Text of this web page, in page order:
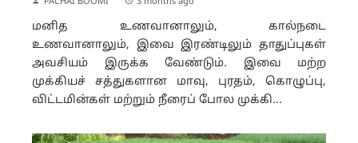
மனித உணவானாலும், கால்நடை
உணவானாலும், இவை இரண்டிலும் தாதுப்புகள்
அவசியம் இருக்க வேண்டும். இவை மற்ற
முக்கியச் சத்துகளான மாவு, புரதம், கொழுப்பு,
விட்டமின்கள் மற்றும் நீரைப் போல முக்கி...